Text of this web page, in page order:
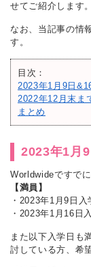
せてご紹介します。
なお、当記事の情
す。
目次：
2023年1月9日
2022年12月末ま
まとめ
2023年1月
Worldwideですで
【満員】
・2023年1月9日入
・2023年1月16日
また以下入学日も
討している方、希